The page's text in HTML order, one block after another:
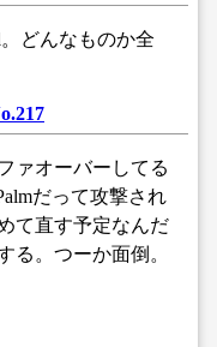
どんなものか全
ァオーバーしてる
だって攻撃され
て直す予定なんだ
る。つーか面倒。